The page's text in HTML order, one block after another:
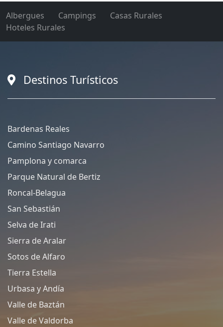
Albergues Campings
Casas Rurales
Hoteles Rurales
Destinos Turísticos
Bardenas Reales
Camino Santiago Navarro
Pamplona y comarca
Parque Natural de Bertiz
Roncal-Belagua
San Sebastián
Selva de Irati
Sierra de Aralar
Sotos de Alfaro
Tierra Estella
Urbasa y Andía
Valle de Baztán
Valle de Valdorba